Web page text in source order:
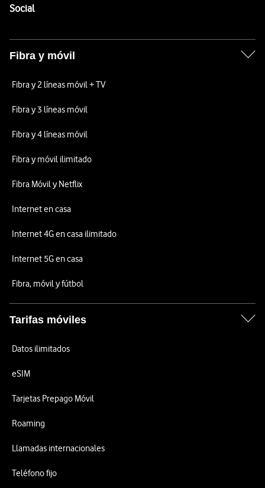
SocialEnlaces a las redes sociales de Vodafone
Fibra y móvil
Fibra y 2 líneas móvil + TV
Fibra y 3 líneas móvil
Fibra y 4 líneas móvil
Fibra y móvil ilimitado
Fibra Móvil y Netflix
Internet en casa
Internet 4G en casa ilimitado
Internet 5G en casa
Fibra, móvil y fútbol
Tarifas móviles
Datos ilimitados
eSIM
Tarjetas Prepago Móvil
Roaming
Llamadas internacionales
Teléfono fijo